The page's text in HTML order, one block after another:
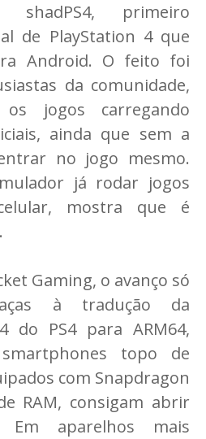
shadPS4, primeiro
de PlayStation 4 que
Android. O feito foi
da comunidade,
jogos carregando
ainda que sem a
no jogo mesmo.
já rodar jogos
mostra que é
Gaming, o avanço só
à tradução da
do PS4 para ARM64,
topo de
com Snapdragon
RAM, consigam abrir
Em aparelhos mais